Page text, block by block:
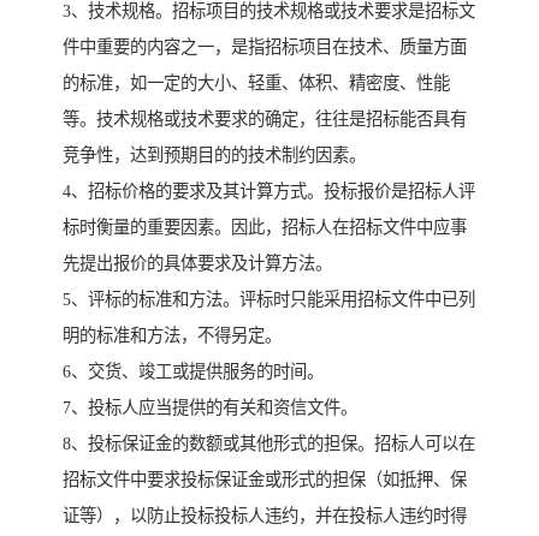
3、技术规格。招标项目的技术规格或技术要求是招标文
件中重要的内容之一，是指招标项目在技术、质量方面
的标准，如一定的大小、轻重、体积、精密度、性能
等。技术规格或技术要求的确定，往往是招标能否具有
竞争性，达到预期目的的技术制约因素。
4、招标价格的要求及其计算方式。投标报价是招标人评
标时衡量的重要因素。因此，招标人在招标文件中应事
先提出报价的具体要求及计算方法。
5、评标的标准和方法。评标时只能采用招标文件中已列
明的标准和方法，不得另定。
6、交货、竣工或提供服务的时间。
7、投标人应当提供的有关和资信文件。
8、投标保证金的数额或其他形式的担保。招标人可以在
招标文件中要求投标保证金或形式的担保（如抵押、保
证等），以防止投标投标人违约，并在投标人违约时得